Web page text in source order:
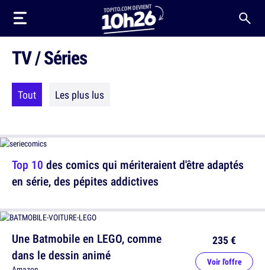
TV / Séries
Tout Les plus lus
Top 10 des comics qui mériteraient d'être adaptés
en série, des pépites addictives
Une Batmobile en LEGO, comme
dans le dessin animé
235 €
Voir l'offre